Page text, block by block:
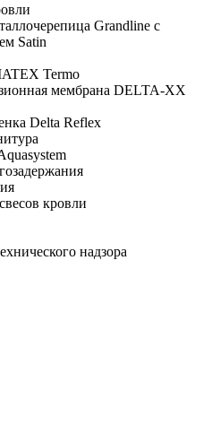
Grandline с
Satin
Termo
мембрана DELTA-XX
Delta Reflex
кровли
надзора